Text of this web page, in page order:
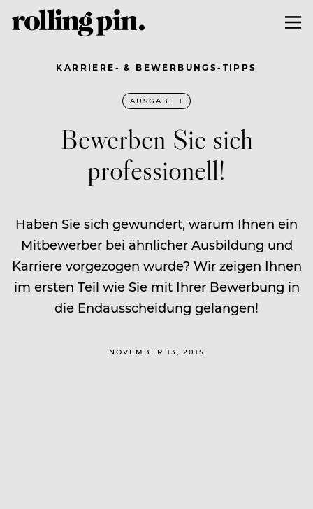
KARRIERE- & BEWERBUNGS-TIPPS
AUSGABE 1
Bewerben Sie sich
professionell!
Haben Sie sich gewundert, warum Ihnen ein
Mitbewerber bei ähnlicher Ausbildung und
Karriere vorgezogen wurde? Wir zeigen Ihnen
im ersten Teil wie Sie mit Ihrer Bewerbung in
die Endausscheidung gelangen!
NOVEMBER 13, 2015